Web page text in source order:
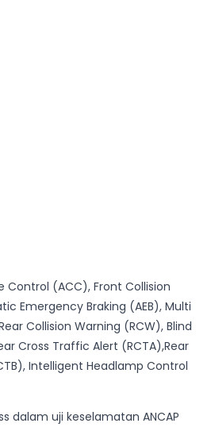
Control (ACC), Front Collision
Emergency Braking (AEB), Multi
Collision Warning (RCW), Blind
Cross Traffic Alert (RCTA),Rear
Intelligent Headlamp Control
dalam uji keselamatan ANCAP